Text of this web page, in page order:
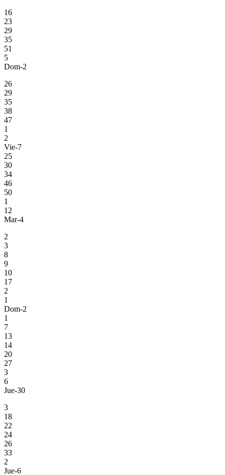
16
23
29
35
51
5
Dom-2
26
29
35
38
47
1
2
Vie-7
25
30
34
46
50
1
12
Mar-4
2
3
8
9
10
17
2
1
Dom-2
1
7
13
14
20
27
3
6
Jue-30
3
18
22
24
26
33
2
Jue-6